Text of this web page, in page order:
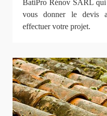
BatiPro Rénov SARL
vous donner le devis
effectuer votre projet.